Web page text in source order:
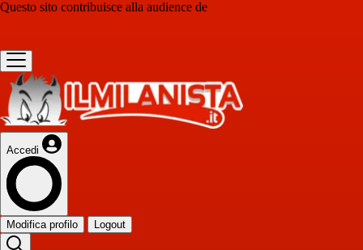
Questo sito contribuisce alla audience de
Accedi
Modifica profilo Logout